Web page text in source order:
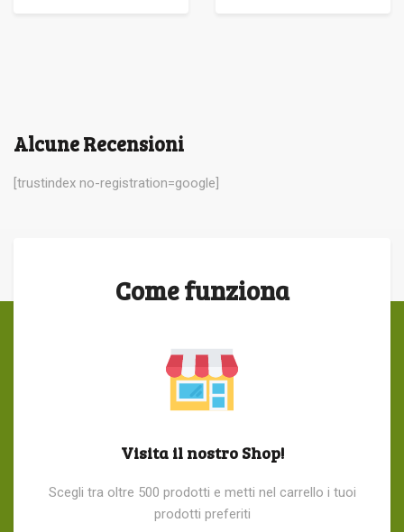
Alcune Recensioni
[trustindex no-registration=google]
Come funziona
Visita il nostro Shop!
Scegli tra oltre 500 prodotti e metti nel carrello i tuoi
prodotti preferiti